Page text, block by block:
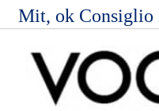
Mit, ok Consiglio